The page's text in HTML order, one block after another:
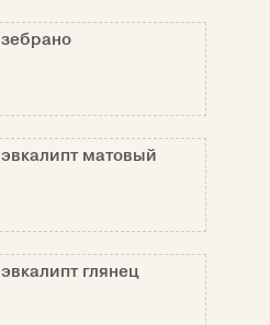
зебрано
эвкалипт матовый
эвкалипт глянец